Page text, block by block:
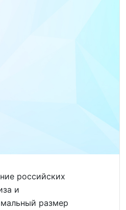
российских
и
размер